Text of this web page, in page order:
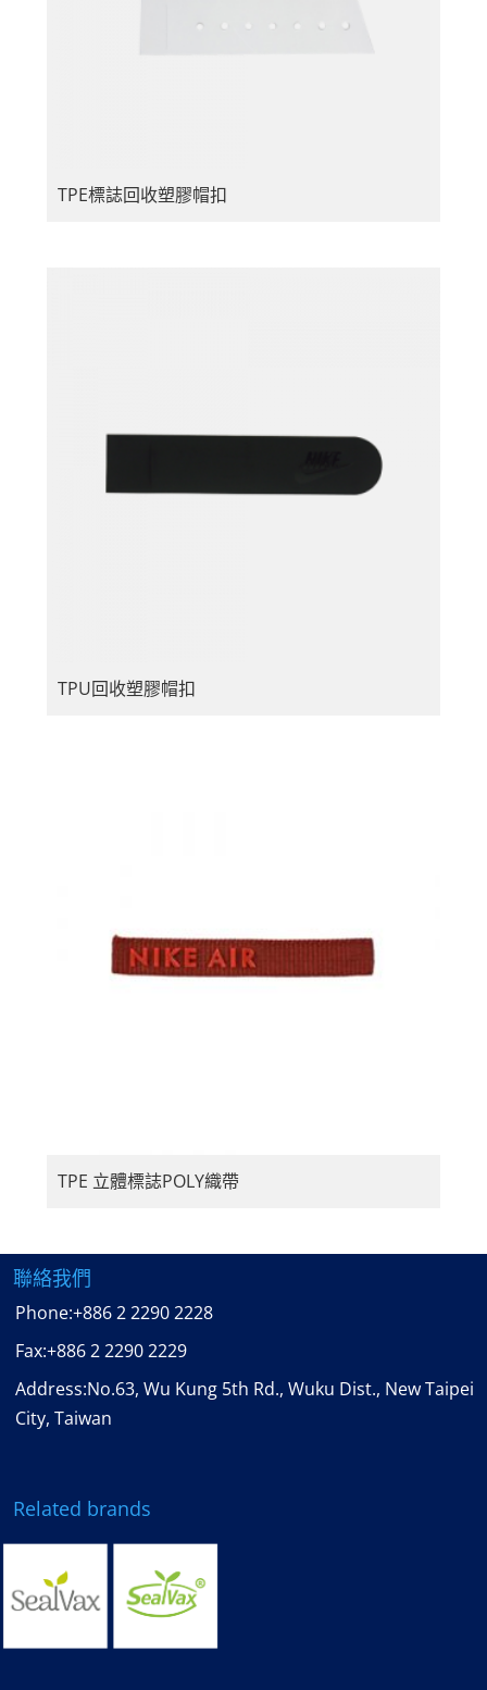
TPE標誌回收塑膠帽扣
TPU回收塑膠帽扣
TPE 立體標誌POLY織帶
聯絡我們
Phone:+886 2 2290 2228
Fax:+886 2 2290 2229
Address:No.63, Wu Kung 5th Rd., Wuku Dist., New Taipei
City, Taiwan
Related brands